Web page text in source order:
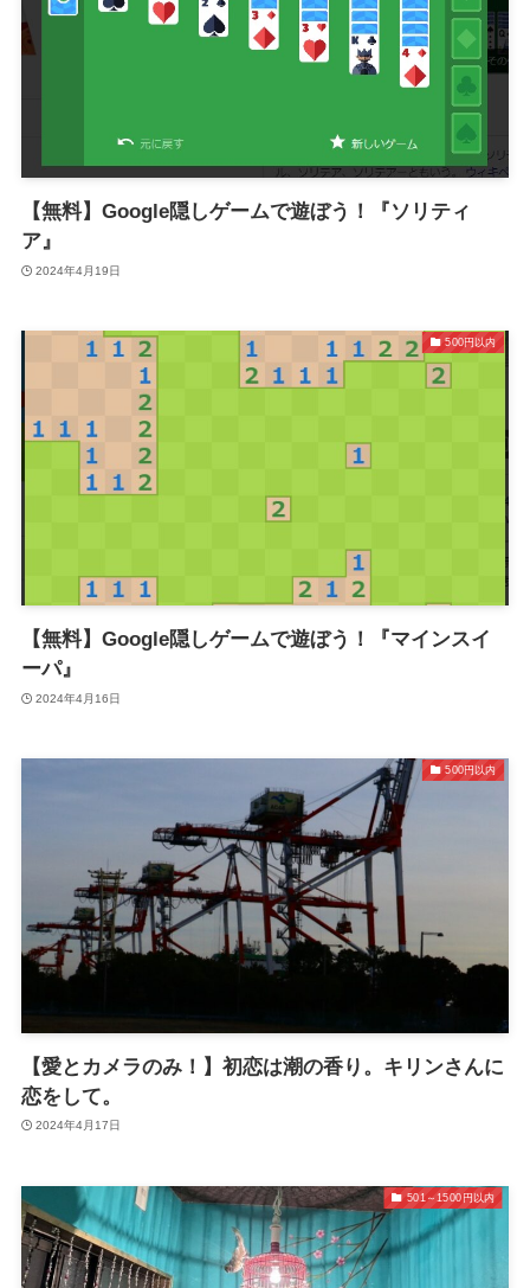
【無料】Google隠しゲームで遊ぼう！『ソリティ
ア』
2024年4月19日
500円以内
【無料】Google隠しゲームで遊ぼう！『マインスイ
ーパ』
2024年4月16日
500円以内
【愛とカメラのみ！】初恋は潮の香り。キリンさんに
恋をして。
2024年4月17日
501～1500円以内